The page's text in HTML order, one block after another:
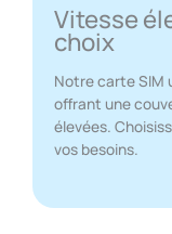
Vitesse
choix
Notre carte SIM
offrant une
élevées.
vos besoins.